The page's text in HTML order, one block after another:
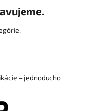
– jednoducho